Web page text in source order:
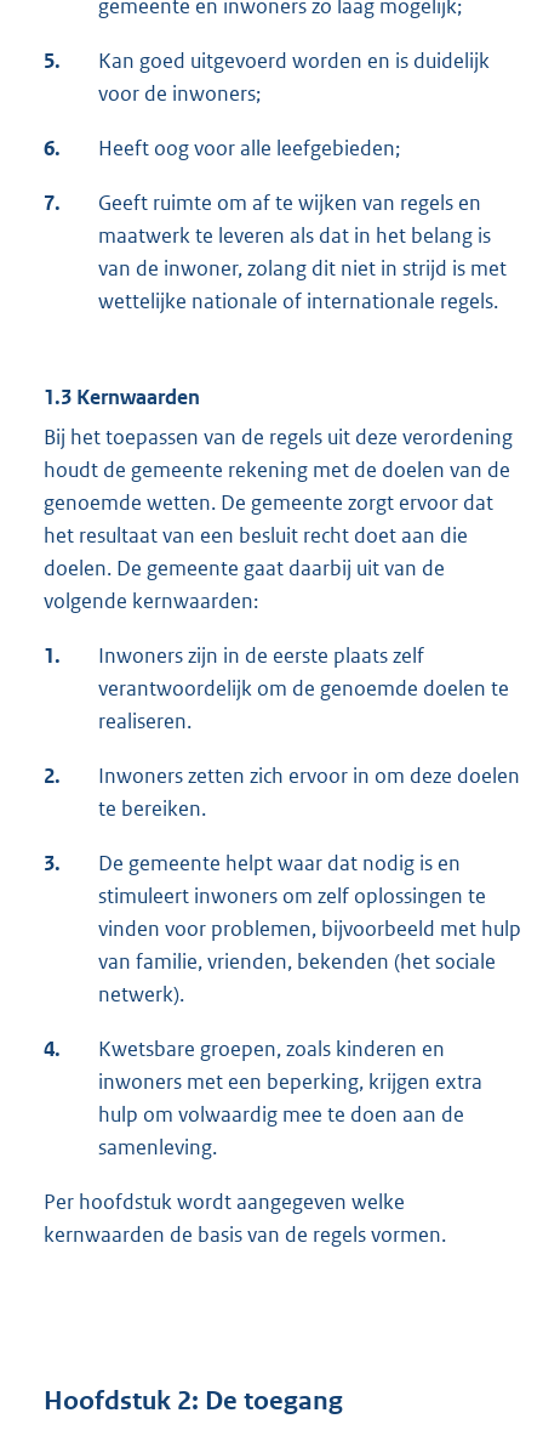
gemeente en inwoners zo laag mogelijk;
5.
Kan goed uitgevoerd worden en is duidelijk
voor de inwoners;
6. Heeft oog voor alle leefgebieden;
7.
Geeft ruimte om af te wijken van regels en
maatwerk te leveren als dat in het belang is
van de inwoner, zolang dit niet in strijd is met
wettelijke nationale of internationale regels.
1.3 Kernwaarden
Bij het toepassen van de regels uit deze verordening
houdt de gemeente rekening met de doelen van de
genoemde wetten. De gemeente zorgt ervoor dat
het resultaat van een besluit recht doet aan die
doelen. De gemeente gaat daarbij uit van de
volgende kernwaarden:
1.
Inwoners zijn in de eerste plaats zelf
verantwoordelijk om de genoemde doelen te
realiseren.
2.
Inwoners zetten zich ervoor in om deze doelen
te bereiken.
3.
De gemeente helpt waar dat nodig is en
stimuleert inwoners om zelf oplossingen te
vinden voor problemen, bijvoorbeeld met hulp
van familie, vrienden, bekenden (het sociale
netwerk).
4.
Kwetsbare groepen, zoals kinderen en
inwoners met een beperking, krijgen extra
hulp om volwaardig mee te doen aan de
samenleving.
Per hoofdstuk wordt aangegeven welke
kernwaarden de basis van de regels vormen.
Hoofdstuk 2: De toegang